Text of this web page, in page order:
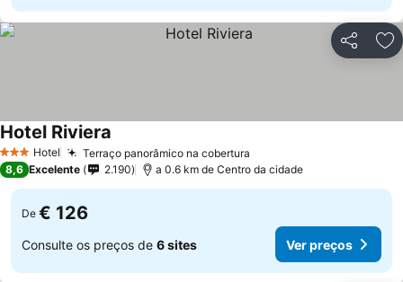
Partilhar
3 EstrelasHotel Terraço panorâmico na cobertura
Hotel Riviera
8,6 Excelente 2.190 a 0.6 km de Centro da cidade
De € 126
Consulte os preços de 6 sites Ver preços